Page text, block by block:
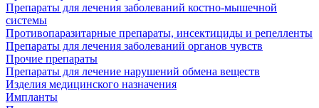
Препараты для лечения заболеваний костно-мышечной
системы
Противопаразитарные препараты, инсектициды и репелленты
Препараты для лечения заболеваний органов чувств
Прочие препараты
Препараты для лечение нарушений обмена веществ
Изделия медицинского назначения
Импланты